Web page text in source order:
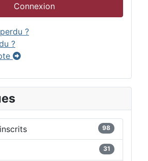
Connexion
?
?
98
31